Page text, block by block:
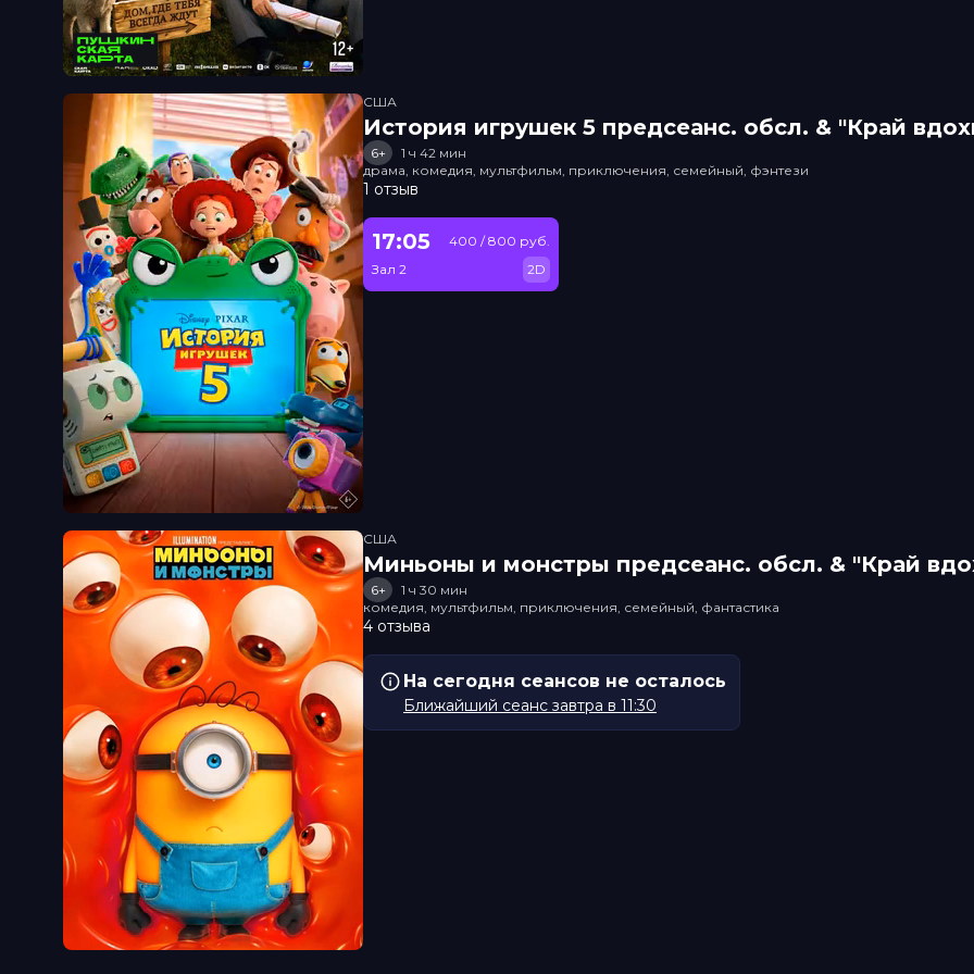
США
История игрушек 5 прeдсeанc. обсл. & "Край
6+
1 ч 42 мин
драма, комедия, мультфильм, приключения, семейный, фэнтези
1 отзыв
17:05
Зал 2
400 / 800 руб.
2D
США
Миньоны и монстры прeдсeанc. обсл. & "Край
6+
1 ч 30 мин
комедия, мультфильм, приключения, семейный, фантастика
4 отзыва
На сегодня сеансов не осталось
Ближайший сеанс завтра в 11:30